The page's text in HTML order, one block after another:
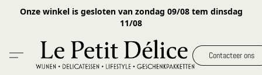
Onze winkel is gesloten van zondag 09/08 tem dinsdag
11/08
Contacteer ons